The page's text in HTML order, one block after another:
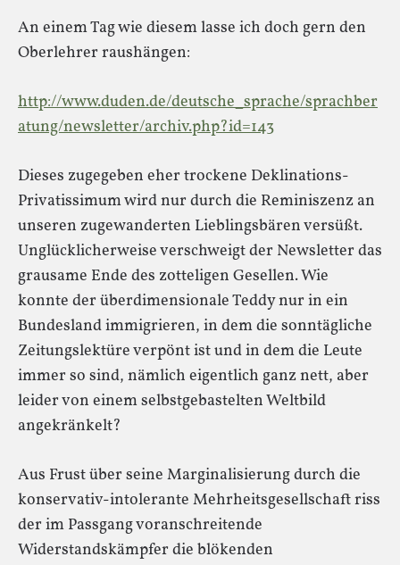
An einem Tag wie diesem lasse ich doch gern den
Oberlehrer raushängen:
http://www.duden.de/deutsche_sprache/sprachber
atung/newsletter/archiv.php?id=143
Dieses zugegeben eher trockene Deklinations-
Privatissimum wird nur durch die Reminiszenz an
unseren zugewanderten Lieblingsbären versüßt.
Unglücklicherweise verschweigt der Newsletter das
grausame Ende des zotteligen Gesellen. Wie
konnte der überdimensionale Teddy nur in ein
Bundesland immigrieren, in dem die sonntägliche
Zeitungslektüre verpönt ist und in dem die Leute
immer so sind, nämlich eigentlich ganz nett, aber
leider von einem selbstgebastelten Weltbild
angekränkelt?
Aus Frust über seine Marginalisierung durch die
konservativ-intolerante Mehrheitsgesellschaft riss
der im Passgang voranschreitende
Widerstandskämpfer die blökenden